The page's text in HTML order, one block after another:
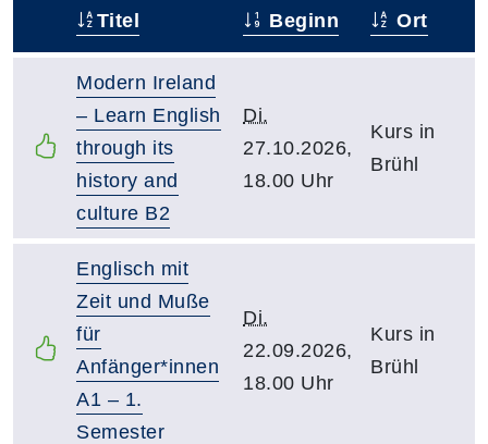
Titel Beginn Ort
Modern Ireland
– Learn English
through its
history and
culture B2
Di.
27.10.2026,
18.00 Uhr
Kurs in
Brühl
Englisch mit
Zeit und Muße
für
Anfänger*innen
A1 – 1.
Semester
Di.
22.09.2026,
18.00 Uhr
Kurs in
Brühl